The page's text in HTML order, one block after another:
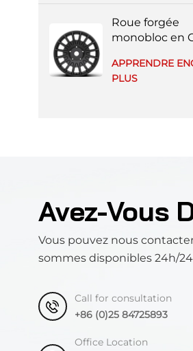
Roue forgée
monobloc en
APPRENDRE
PLUS
Avez-Vous
Vous pouvez nous
sommes disponibles 24h/24
Call for consultation
+86 (0)25 84725893
Office Location